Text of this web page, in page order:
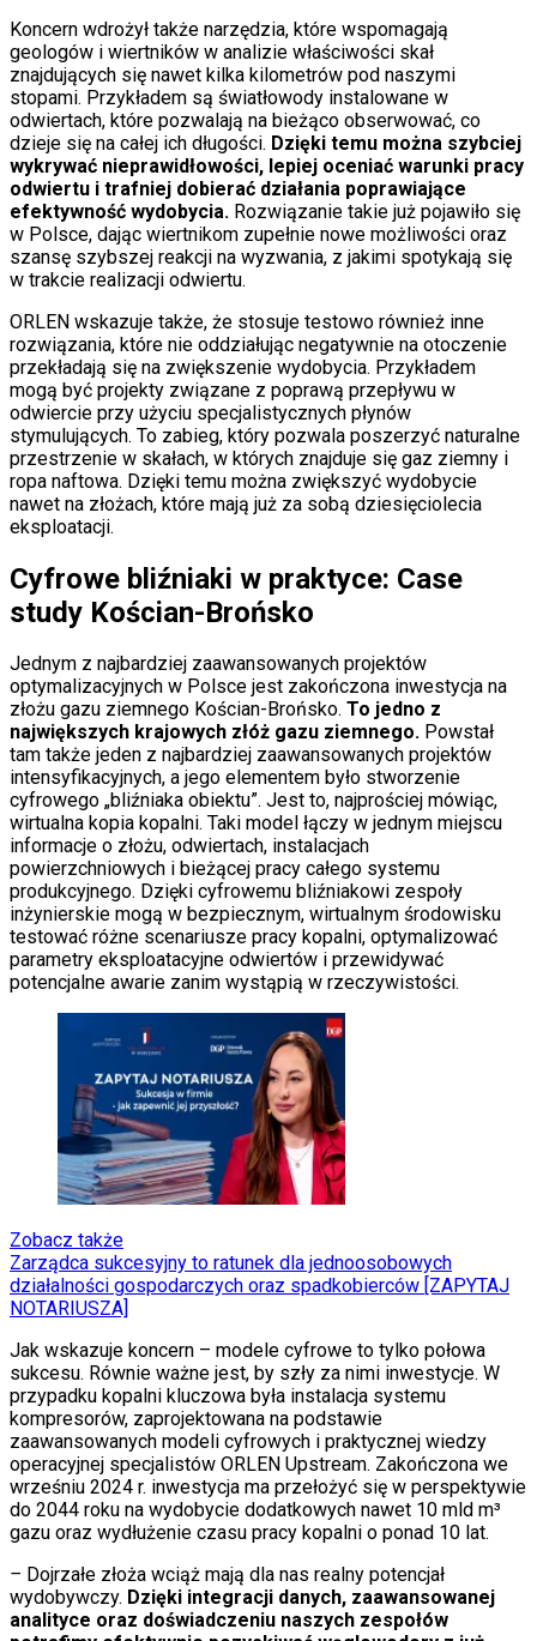
Koncern wdrożył także narzędzia, które wspomagają
geologów i wiertników w analizie właściwości skał
znajdujących się nawet kilka kilometrów pod naszymi
stopami. Przykładem są światłowody instalowane w
odwiertach, które pozwalają na bieżąco obserwować, co
dzieje się na całej ich długości. Dzięki temu można szybciej
wykrywać nieprawidłowości, lepiej oceniać warunki pracy
odwiertu i trafniej dobierać działania poprawiające
efektywność wydobycia. Rozwiązanie takie już pojawiło się
w Polsce, dając wiertnikom zupełnie nowe możliwości oraz
szansę szybszej reakcji na wyzwania, z jakimi spotykają się
w trakcie realizacji odwiertu.
ORLEN wskazuje także, że stosuje testowo również inne
rozwiązania, które nie oddziałując negatywnie na otoczenie
przekładają się na zwiększenie wydobycia. Przykładem
mogą być projekty związane z poprawą przepływu w
odwiercie przy użyciu specjalistycznych płynów
stymulujących. To zabieg, który pozwala poszerzyć naturalne
przestrzenie w skałach, w których znajduje się gaz ziemny i
ropa naftowa. Dzięki temu można zwiększyć wydobycie
nawet na złożach, które mają już za sobą dziesięciolecia
eksploatacji.
Cyfrowe bliźniaki w praktyce: Case
study Kościan-Brońsko
Jednym z najbardziej zaawansowanych projektów
optymalizacyjnych w Polsce jest zakończona inwestycja na
złożu gazu ziemnego Kościan-Brońsko. To jedno z
największych krajowych złóż gazu ziemnego. Powstał
tam także jeden z najbardziej zaawansowanych projektów
intensyfikacyjnych, a jego elementem było stworzenie
cyfrowego „bliźniaka obiektu”. Jest to, najprościej mówiąc,
wirtualna kopia kopalni. Taki model łączy w jednym miejscu
informacje o złożu, odwiertach, instalacjach
powierzchniowych i bieżącej pracy całego systemu
produkcyjnego. Dzięki cyfrowemu bliźniakowi zespoły
inżynierskie mogą w bezpiecznym, wirtualnym środowisku
testować różne scenariusze pracy kopalni, optymalizować
parametry eksploatacyjne odwiertów i przewidywać
potencjalne awarie zanim wystąpią w rzeczywistości.
Zobacz także
Zarządca sukcesyjny to ratunek dla jednoosobowych
działalności gospodarczych oraz spadkobierców [ZAPYTAJ
NOTARIUSZA]
Jak wskazuje koncern – modele cyfrowe to tylko połowa
sukcesu. Równie ważne jest, by szły za nimi inwestycje. W
przypadku kopalni kluczowa była instalacja systemu
kompresorów, zaprojektowana na podstawie
zaawansowanych modeli cyfrowych i praktycznej wiedzy
operacyjnej specjalistów ORLEN Upstream. Zakończona we
wrześniu 2024 r. inwestycja ma przełożyć się w perspektywie
do 2044 roku na wydobycie dodatkowych nawet 10 mld m³
gazu oraz wydłużenie czasu pracy kopalni o ponad 10 lat.
– Dojrzałe złoża wciąż mają dla nas realny potencjał
wydobywczy. Dzięki integracji danych, zaawansowanej
analityce oraz doświadczeniu naszych zespołów